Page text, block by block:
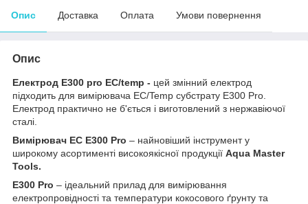
Опис Доставка Оплата Умови повернення
Опис
Електрод E300 pro EC/temp - цей змінний електрод
підходить для вимірювача EC/Temp субстрату E300 Pro.
Електрод практично не б'ється і виготовлений з нержавіючої
сталі.
Вимірювач EC E300 Pro – найновіший інструмент у
широкому асортименті високоякісної продукції Aqua Master
Tools.
E300 Pro – ідеальний прилад для вимірювання
електропровідності та температури кокосового ґрунту та